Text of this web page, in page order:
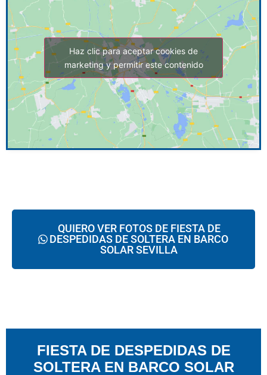
Haz clic para aceptar cookies de
marketing y permitir este contenido
QUIERO VER FOTOS DE FIESTA DE
DESPEDIDAS DE SOLTERA EN BARCO
SOLAR SEVILLA
FIESTA DE DESPEDIDAS DE
SOLTERA EN BARCO SOLAR